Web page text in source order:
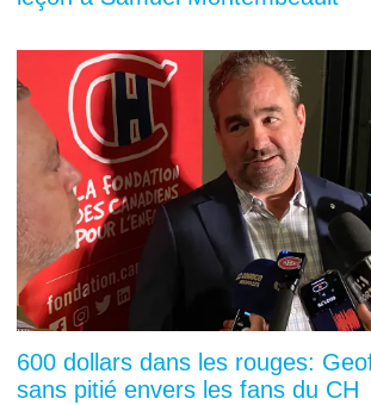
600 dollars dans les rouges:
sans pitié envers les fans du CH